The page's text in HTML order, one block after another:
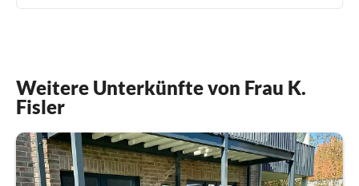
Weitere Unterkünfte von Frau K.
Fisler